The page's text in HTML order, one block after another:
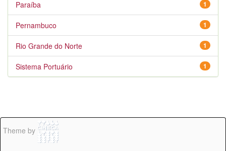
1
Paraíba
1
Pernambuco
1
Rio Grande do Norte
1
Sistema Portuário
Theme by